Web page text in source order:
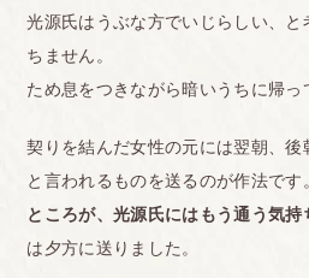
光源氏はうぶな方でいじらしい、
ちません。
ため息をつきながら暗いうちに帰っ
契りを結んだ女性の元には翌朝、後
と言われるものを送るのが作法です。
ところが、光源氏にはもう通う気
は夕方に送りました。